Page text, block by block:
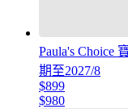
Paula's Choice
期至2027/8
$899
$980